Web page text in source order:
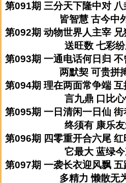
第091期 三分天下隆中对
皆智慧 古今中
第092期 动物世界人主宰
送旺数 七彩
第093期 一通电话何日归
两默契 可贵拼
第094期 理在两面常争端
言九鼎 口比
第095期 一日清闲一日仙
终须有 康乐
第096期 四零重开合六尾
它最大 蓝绿
第097期 一袭长衣迎风飘
多精力 懒散无